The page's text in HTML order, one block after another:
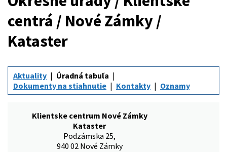
centrá / Nové Zámky /
Kataster
Aktuality
Úradná tabuľa
Dokumenty na stiahnutie
Kontakty Oznamy
Klientske centrum Nové Zámky
Kataster
Podzámska 25,
940 02 Nové Zámky